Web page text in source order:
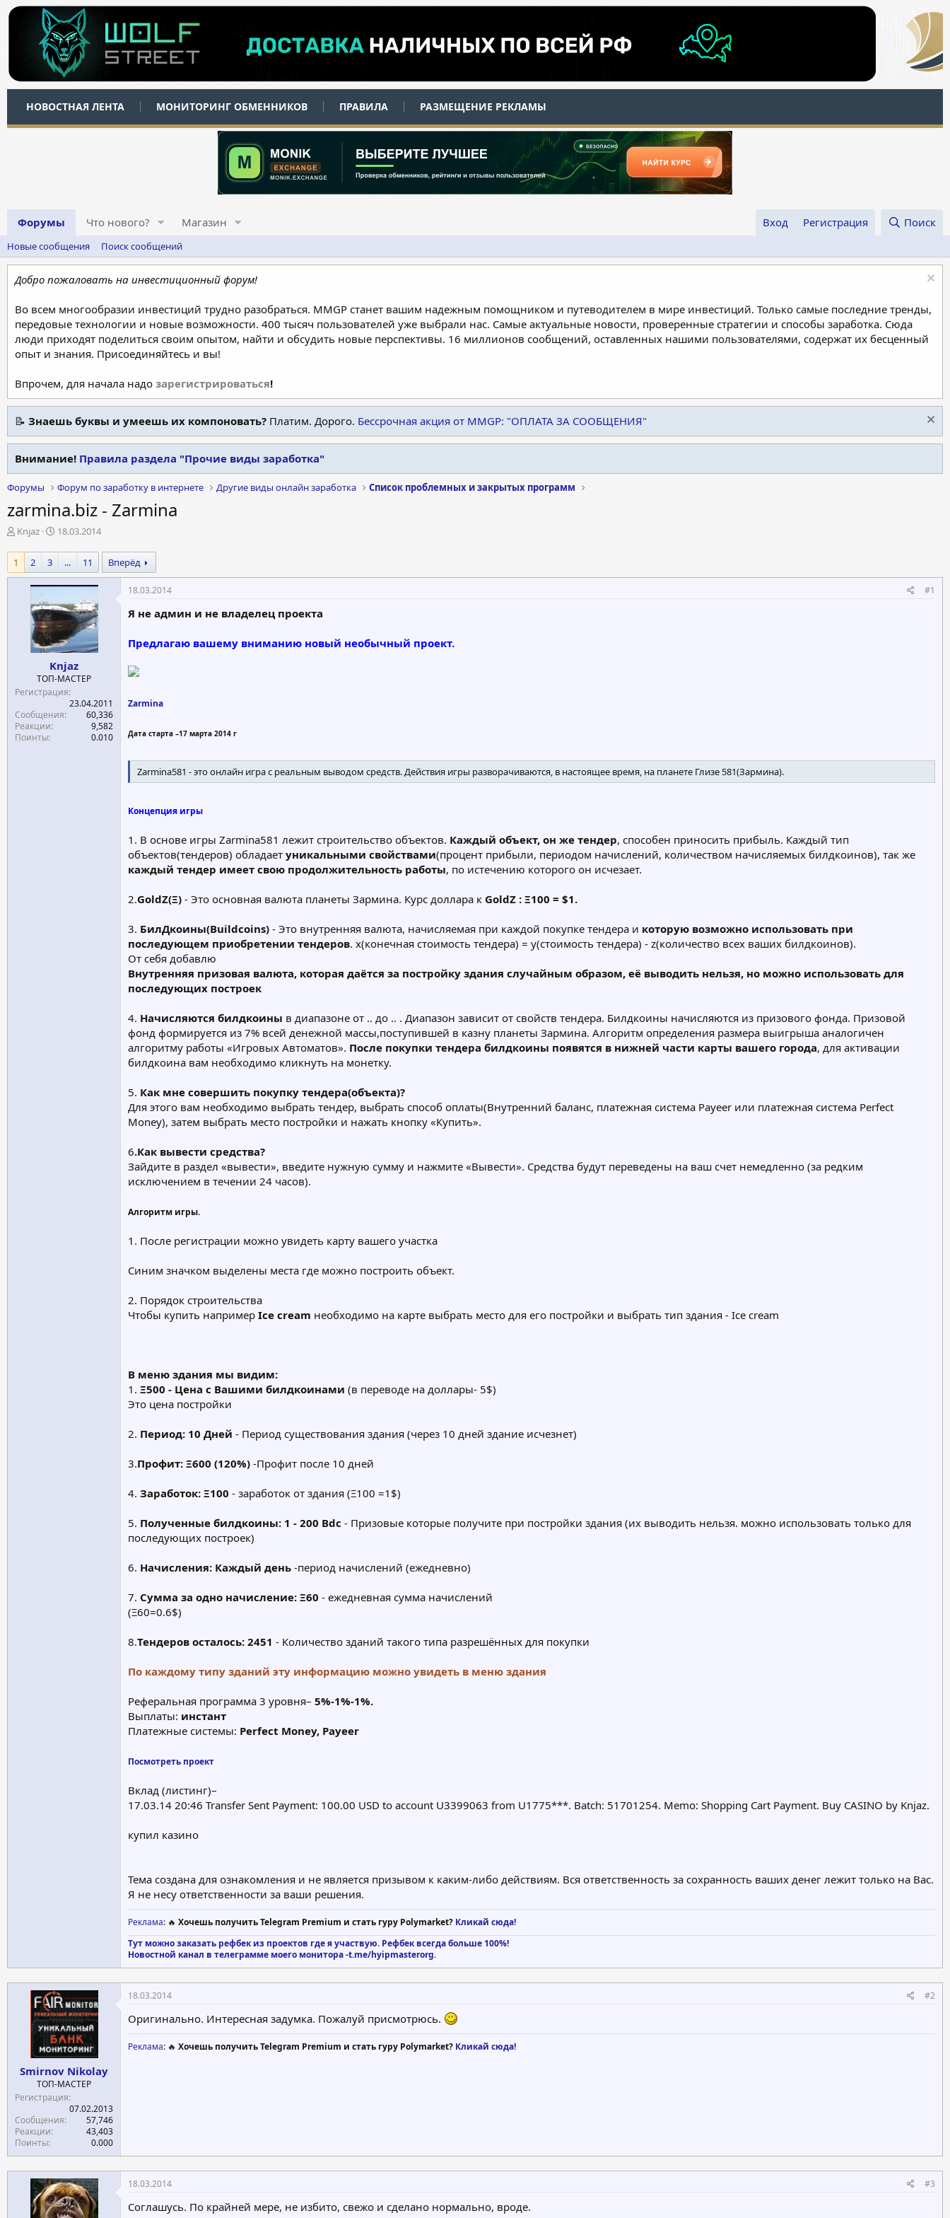
НОВОСТНАЯ ЛЕНТА МОНИТОРИНГ ОБМЕННИКОВ ПРАВИЛА РАЗМЕЩЕНИЕ РЕКЛАМЫ
Форумы Что нового? Магазин Вход Регистрация Поиск
Новые сообщения Поиск сообщений
Добро пожаловать на инвестиционный форум!
Во всем многообразии инвестиций трудно разобраться. MMGP станет вашим надежным помощником и путеводителем в мире инвестиций. Только самые последние тренды,
передовые технологии и новые возможности. 400 тысяч пользователей уже выбрали нас. Самые актуальные новости, проверенные стратегии и способы заработка. Сюда
люди приходят поделиться своим опытом, найти и обсудить новые перспективы. 16 миллионов сообщений, оставленных нашими пользователями, содержат их бесценный
опыт и знания. Присоединяйтесь и вы!
Впрочем, для начала надо зарегистрироваться!
📝 Знаешь буквы и умеешь их компоновать? Платим. Дорого. Бессрочная акция от MMGP: "ОПЛАТА ЗА СООБЩЕНИЯ"
Внимание! Правила раздела "Прочие виды заработка"
Форумы Форум по заработку в интернете Другие виды онлайн заработка Список проблемных и закрытых программ
zarmina.biz - Zarmina
А
т
о
р
Knjaz
Д
т
н
ч
а
л
а
18.03.2014
1 2 3 ... 11 Вперёд
Knjaz
ТОП-МАСТЕР
Регистрация
23.04.2011
Сообщения
60,336
Реакции
9,582
Поинты
0.010
18.03.2014 #1
Я не админ и не владелец проекта
Предлагаю вашему вниманию новый необычный проект.
Zarmina
Дата старта –17 марта 2014 г
Zarmina581 - это онлайн игра с реальным выводом средств. Действия игры разворачиваются, в настоящее время, на планете Глизе 581(Зармина).
Концепция игры
1. В основе игры Zarmina581 лежит строительство объектов. Каждый объект, он же тендер, способен приносить прибыль. Каждый тип
объектов(тендеров) обладает уникальными свойствами(процент прибыли, периодом начислений, количеством начисляемых билдкоинов), так же
каждый тендер имеет свою продолжительность работы, по истечению которого он исчезает.
2.GoldZ(Ξ) - Это основная валюта планеты Зармина. Курс доллара к GoldZ : Ξ100 = $1.
3. БилДкоины(Buildcoins) - Это внутренняя валюта, начисляемая при каждой покупке тендера и которую возможно использовать при
последующем приобретении тендеров. x(конечная стоимость тендера) = y(стоимость тендера) - z(количество всех ваших билдкоинов).
От себя добавлю
Внутренняя призовая валюта, которая даётся за постройку здания случайным образом, её выводить нельзя, но можно использовать для
последующих построек
4. Начисляются билдкоины в диапазоне от .. до .. . Диапазон зависит от свойств тендера. Билдкоины начисляются из призового фонда. Призовой
фонд формируется из 7% всей денежной массы,поступившей в казну планеты Зармина. Алгоритм определения размера выигрыша аналогичен
алгоритму работы «Игровых Автоматов». После покупки тендера билдкоины появятся в нижней части карты вашего города, для активации
билдкоина вам необходимо кликнуть на монетку.
5. Как мне совершить покупку тендера(объекта)?
Для этого вам необходимо выбрать тендер, выбрать способ оплаты(Внутренний баланс, платежная система Payeer или платежная система Perfect
Money), затем выбрать место постройки и нажать кнопку «Купить».
6.Как вывести средства?
Зайдите в раздел «вывести», введите нужную сумму и нажмите «Вывести». Средства будут переведены на ваш счет немедленно (за редким
исключением в течении 24 часов).
Алгоритм игры.
1. После регистрации можно увидеть карту вашего участка
Синим значком выделены места где можно построить объект.
2. Порядок строительства
Чтобы купить например Ice cream необходимо на карте выбрать место для его постройки и выбрать тип здания - Ice cream
В меню здания мы видим:
1. Ξ500 - Цена с Вашими билдкоинами (в переводе на доллары- 5$)
Это цена постройки
2. Период: 10 Дней - Период существования здания (через 10 дней здание исчезнет)
3.Профит: Ξ600 (120%) -Профит после 10 дней
4. Заработок: Ξ100 - заработок от здания (Ξ100 =1$)
5. Полученные билдкоины: 1 - 200 Bdc - Призовые которые получите при постройки здания (их выводить нельзя. можно использовать только для
последующих построек)
6. Начисления: Каждый день -период начислений (ежедневно)
7. Сумма за одно начисление: Ξ60 - ежедневная сумма начислений
(Ξ60=0.6$)
8.Тендеров осталось: 2451 - Количество зданий такого типа разрешённых для покупки
По каждому типу зданий эту информацию можно увидеть в меню здания
Реферальная программа 3 уровня– 5%-1%-1%.
Выплаты: инстант
Платежные системы: Perfect Money, Payeer
Посмотреть проект
Вклад (листинг)–
17.03.14 20:46 Transfer Sent Payment: 100.00 USD to account U3399063 from U1775***. Batch: 51701254. Memo: Shopping Cart Payment. Buy CASINO by Knjaz.
купил казино
Тема создана для ознакомления и не является призывом к каким-либо действиям. Вся ответственность за сохранность ваших денег лежит только на Вас.
Я не несу ответственности за ваши решения.
Реклама: 🔥 Хочешь получить Telegram Premium и стать гуру Polymarket? Кликай сюда!
Тут можно заказать рефбек из проектов где я участвую. Рефбек всегда больше 100%!
Новостной канал в телеграмме моего монитора -t.me/hyipmasterorg.
Smirnov Nikolay
ТОП-МАСТЕР
Регистрация
07.02.2013
Сообщения
57,746
Реакции
43,403
Поинты
0.000
18.03.2014 #2
Оригинально. Интересная задумка. Пожалуй присмотрюсь.
Реклама: 🔥 Хочешь получить Telegram Premium и стать гуру Polymarket? Кликай сюда!
18.03.2014 #3
Соглашусь. По крайней мере, не избито, свежо и сделано нормально, вроде.